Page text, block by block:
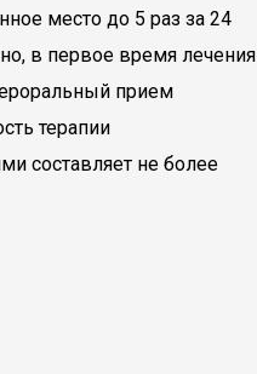
место до 5 раз за 24
в первое время лечения
прием
терапии
составляет не более